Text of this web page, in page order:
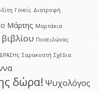
Γονείς Διατροφή
Μάρτης Μαρτάκια
Ποσειδώνας
Σαρακοστή Σχέδια
δώρα! Ψυχολόγος